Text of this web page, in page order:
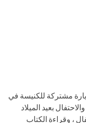
مشتركة للكنيسة في
بعيد الميلاد
، وقراءة الكتاب